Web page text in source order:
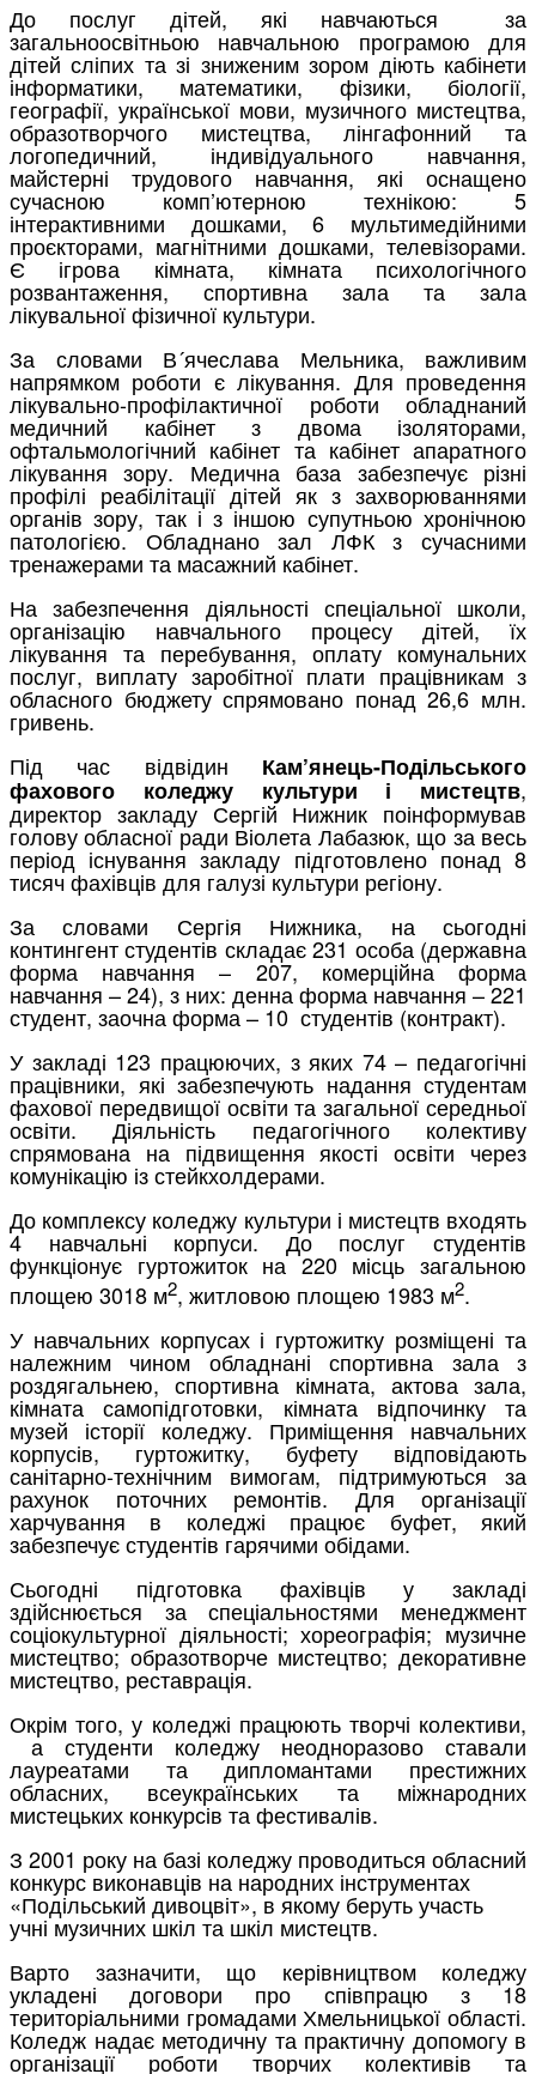
До послуг дітей, які навчаються за
загальноосвітньою навчальною програмою для
дітей сліпих та зі зниженим зором діють кабінети
інформатики, математики, фізики, біології,
географії, української мови, музичного мистецтва,
образотворчого мистецтва, лінгафонний та
логопедичний, індивідуального навчання,
майстерні трудового навчання, які оснащено
сучасною комп’ютерною технікою: 5
інтерактивними дошками, 6 мультимедійними
проєкторами, магнітними дошками, телевізорами.
Є ігрова кімната, кімната психологічного
розвантаження, спортивна зала та зала
лікувальної фізичної культури.
За словами В´ячеслава Мельника, важливим
напрямком роботи є лікування. Для проведення
лікувально-профілактичної роботи обладнаний
медичний кабінет з двома ізоляторами,
офтальмологічний кабінет та кабінет апаратного
лікування зору. Медична база забезпечує різні
профілі реабілітації дітей як з захворюваннями
органів зору, так і з іншою супутньою хронічною
патологією. Обладнано зал ЛФК з сучасними
тренажерами та масажний кабінет.
На забезпечення діяльності спеціальної школи,
організацію навчального процесу дітей, їх
лікування та перебування, оплату комунальних
послуг, виплату заробітної плати працівникам з
обласного бюджету спрямовано понад 26,6 млн.
гривень.
Під час відвідин Кам’янець-Подільського
фахового коледжу культури і мистецтв,
директор закладу Сергій Нижник поінформував
голову обласної ради Віолета Лабазюк, що за весь
період існування закладу підготовлено понад 8
тисяч фахівців для галузі культури регіону.
За словами Сергія Нижника, на сьогодні
контингент студентів складає 231 особа (державна
форма навчання – 207, комерційна форма
навчання – 24), з них: денна форма навчання – 221
студент, заочна форма – 10 студентів (контракт).
У закладі 123 працюючих, з яких 74 – педагогічні
працівники, які забезпечують надання студентам
фахової передвищої освіти та загальної середньої
освіти. Діяльність педагогічного колективу
спрямована на підвищення якості освіти через
комунікацію із стейкхолдерами.
До комплексу коледжу культури і мистецтв входять
4 навчальні корпуси. До послуг студентів
функціонує гуртожиток на 220 місць загальною
площею 3018 м2, житловою площею 1983 м2.
У навчальних корпусах і гуртожитку розміщені та
належним чином обладнані спортивна зала з
роздягальнею, спортивна кімната, актова зала,
кімната самопідготовки, кімната відпочинку та
музей історії коледжу. Приміщення навчальних
корпусів, гуртожитку, буфету відповідають
санітарно-технічним вимогам, підтримуються за
рахунок поточних ремонтів. Для організації
харчування в коледжі працює буфет, який
забезпечує студентів гарячими обідами.
Сьогодні підготовка фахівців у закладі
здійснюється за спеціальностями менеджмент
соціокультурної діяльності; хореографія; музичне
мистецтво; образотворче мистецтво; декоративне
мистецтво, реставрація.
Окрім того, у коледжі працюють творчі колективи,
а студенти коледжу неодноразово ставали
лауреатами та дипломантами престижних
обласних, всеукраїнських та міжнародних
мистецьких конкурсів та фестивалів.
З 2001 року на базі коледжу проводиться обласний
конкурс виконавців на народних інструментах
«Подільський дивоцвіт», в якому беруть участь
учні музичних шкіл та шкіл мистецтв.
Варто зазначити, що керівництвом коледжу
укладені договори про співпрацю з 18
територіальними громадами Хмельницької області.
Коледж надає методичну та практичну допомогу в
організації роботи творчих колективів та